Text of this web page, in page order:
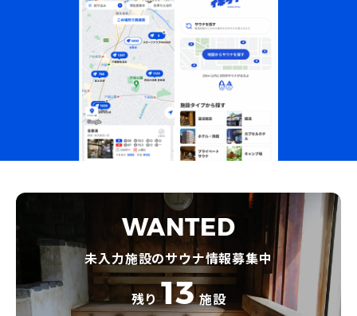
WANTED
未入力施設のサウナ情報募集中
残り 13 施設